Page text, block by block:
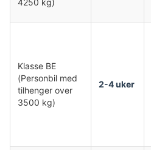
4250 kg)
Klasse BE
(Personbil med
tilhenger over
3500 kg)
2-4 uker